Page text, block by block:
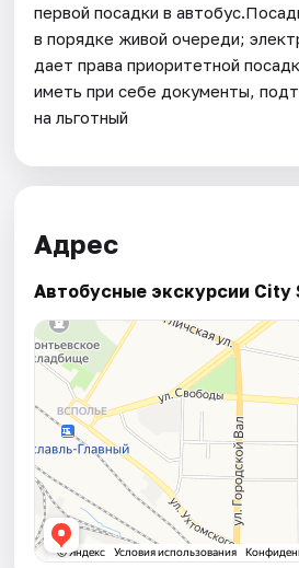
первой посадки в
в порядке живой очереди;
дает права приоритетной
иметь при себе документы,
на льготный
Адрес
Автобусные экскурсии City